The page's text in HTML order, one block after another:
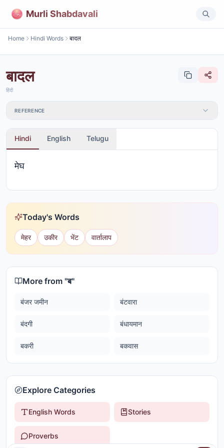
Murli Shabdavali
Home Hindi Words बादल
बादल
हिंदी
REFERENCE
Hindi English Telugu
मेघ
Today's Words
मेहर उकीर भेंट वार्तालाप
More from "ब"
बंजर जमीन बंटवारा
बंदगी बंधायमान
बकरी बकवास
Explore Categories
English Words Stories
Proverbs